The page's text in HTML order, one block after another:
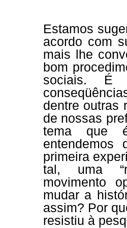
Estamos
acordo com
mais lhe
bom
sociais. É
dentre outras
de nossas
tema que
primeira
tal, uma
movimento
mudar a
assim? Por
resistiu à